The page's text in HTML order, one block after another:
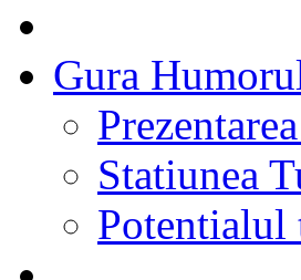
Gura
Statiunea
Potentialul